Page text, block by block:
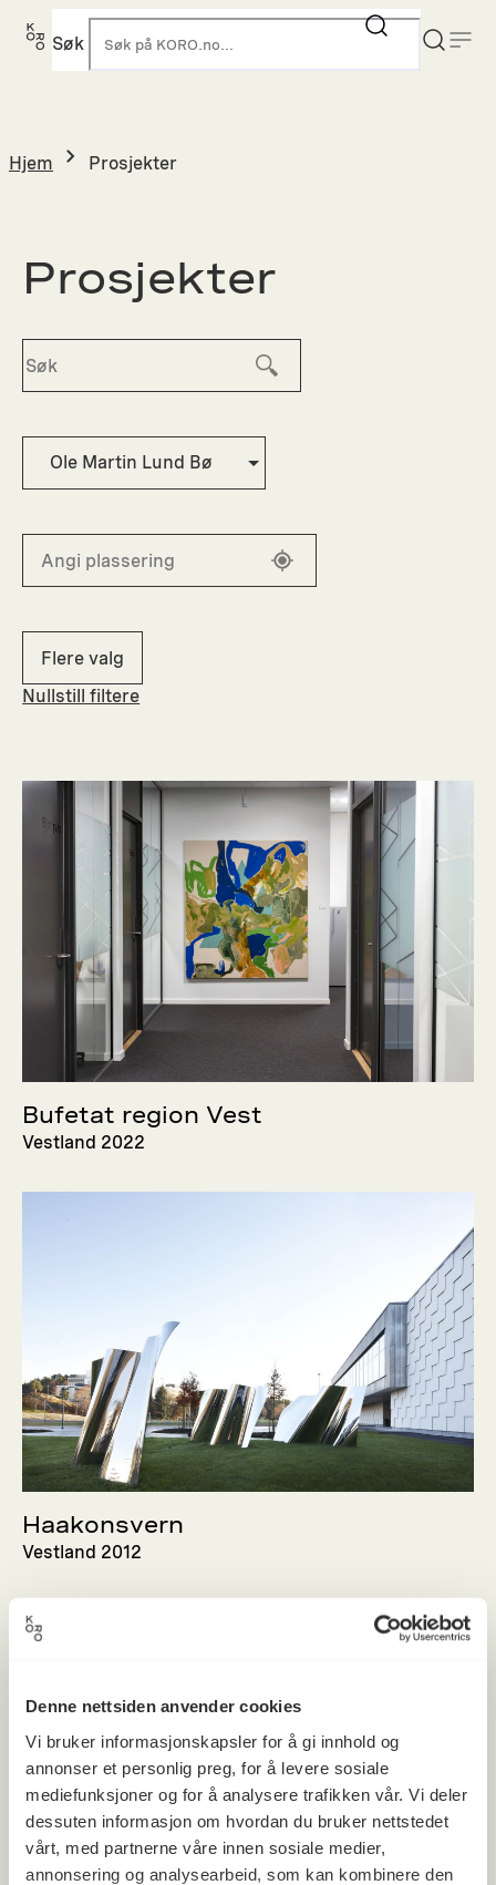
Denne nettsiden anvender cookies
Vi bruker informasjonskapsler for å gi innhold og
annonser et personlig preg, for å levere sosiale
mediefunksjoner og for å analysere trafikken vår. Vi deler
dessuten informasjon om hvordan du bruker nettstedet
vårt, med partnerne våre innen sosiale medier,
annonsering og analysearbeid, som kan kombinere den
Hopp
Søk
Hjem Prosjekter
Prosjekter
Ole Martin Lund Bø
Flere valg
Nullstill filtere
Bufetat region Vest
Vestland 2022
Haakonsvern
Vestland 2012